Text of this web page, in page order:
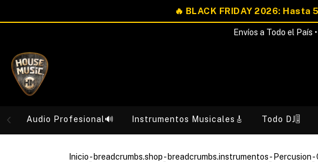
Envíos a Todo el País
Audio Profesional🔊 Instrumentos Musicales🎸 Todo DJ🎚️
Inicio- breadcrumbs.shop- breadcrumbs.instrumentos- Percusion-